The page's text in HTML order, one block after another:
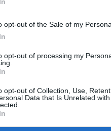
opt-out of the Sale of my
opt-out of processing my
opt-out of Collection, Use,
Data that Is Unrelated
στην αγκαλιά του,
υπέφερε, κι αυτό ήταν
μόνα τους»
δράσης και μυστηρίου